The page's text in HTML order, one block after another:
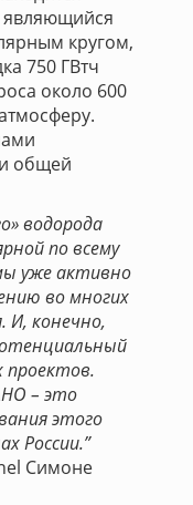
являющийся
кругом,
750 ГВтч
около 600
общей
водорода
по всему
уже активно
во многих
И, конечно,
проектов.
– это
этого
России.”
Симоне